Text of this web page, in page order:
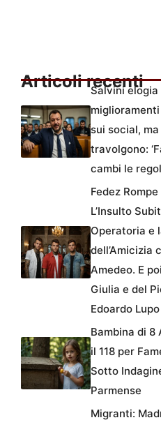
Articoli recenti
Salvini elogia
sui social,
travolgono:
cambi le
Fedez
L’Insulto
Operatoria e
dell’Amicizia
Amedeo. E
Giulia e del
Edoardo Lupo
Bambina di 8
il 118 per
Sotto
Parmense
Migranti: